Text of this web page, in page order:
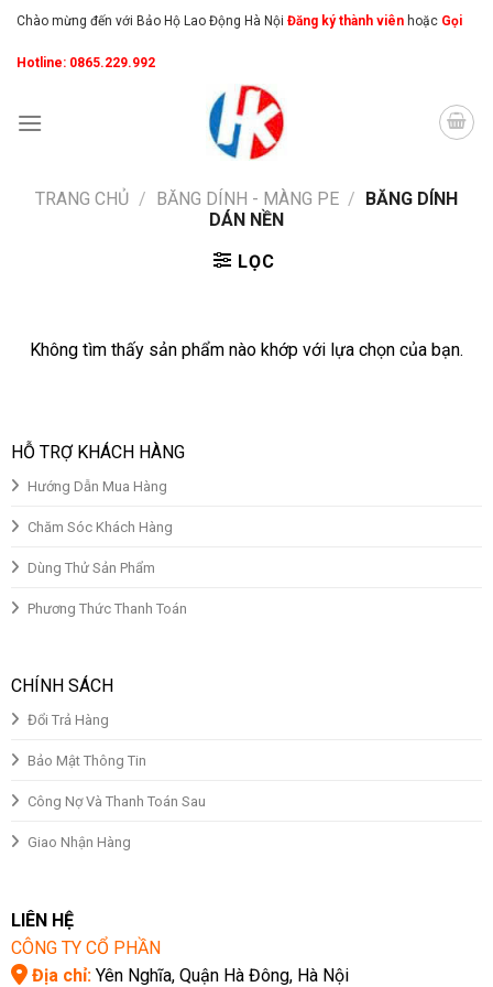
Skip
content
Chào mừng đến với Bảo Hộ Lao Động Hà Nội Đăng ký thành viên hoặc Gọi
Hotline: 0865.229.992
TRANG CHỦ / BĂNG DÍNH - MÀNG PE / BĂNG DÍNH
DÁN NỀN
LỌC
Không tìm thấy sản phẩm nào khớp với lựa chọn của bạn.
HỖ TRỢ KHÁCH HÀNG
Hướng Dẫn Mua Hàng
Chăm Sóc Khách Hàng
Dùng Thử Sản Phẩm
Phương Thức Thanh Toán
CHÍNH SÁCH
Đổi Trả Hàng
Bảo Mật Thông Tin
Công Nợ Và Thanh Toán Sau
Giao Nhận Hàng
LIÊN HỆ
CÔNG TY CỔ PHẦN
Địa chỉ:Yên Nghĩa, Quận Hà Đông, Hà Nội